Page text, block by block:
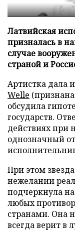
Латвийская
призналась в
случае
страной и
Артистка дала
Welle
обсудила
государств.
действиях при
однозначный
При этом
нежелании
подчеркнула
любых
странами. Она
всегда верит в